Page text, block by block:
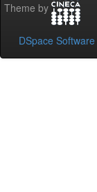
Theme by
DSpace Software